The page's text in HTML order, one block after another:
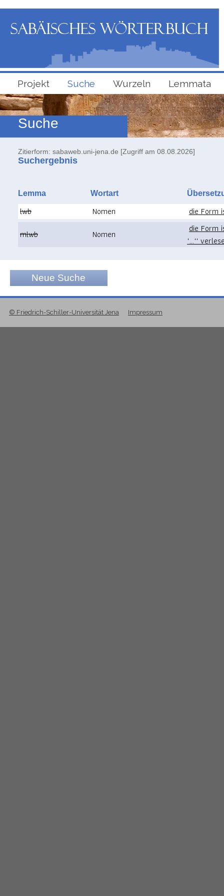
Projekt Suche Wurzeln Lemmata
Suche
Zitierform: sabaweb.uni-jena.de [Zugriff am 08.08.2026]
Suchergebnis
Lemma Wortart
lwb Nomen
die Form
mlwb
Nomen
die Form
"..."'
Neue Suche
© Friedrich-Schiller-Universität Jena Impressum